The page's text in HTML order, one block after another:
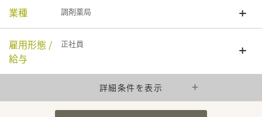
業種 調剤薬局
雇用形態 /
給与
正社員
詳細条件を表示